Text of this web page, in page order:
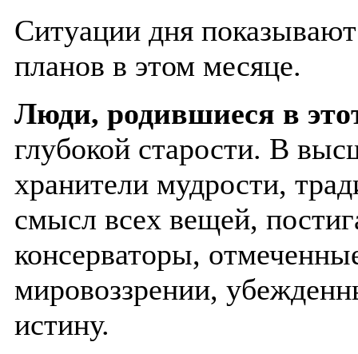
Ситуации дня
планов в этом месяце.
Люди, родившиеся в
глубокой старости. В
хранители мудрости,
смысл всех вещей,
консерваторы,
мировоззрении,
истину.